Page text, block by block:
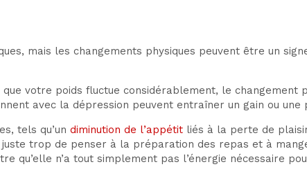
mais les changements physiques peuvent être un
que votre poids fluctue considérablement, le
avec la dépression peuvent entraîner un gain ou une
tels qu’un diminution de l’appétit liés à la perte de
trop de penser à la préparation des repas et à
qu’elle n’a tout simplement pas l’énergie nécessaire